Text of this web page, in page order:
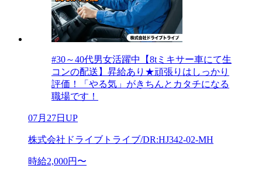
#30～40代男女活躍中【8tミキサー車にて生
コンの配送】昇給あり★頑張りはしっかり
評価！「やる気」がきちんとカタチになる
職場です！
07月27日UP
株式会社ドライブトライブ/DR:HJ342-02-MH
時給2,000円〜